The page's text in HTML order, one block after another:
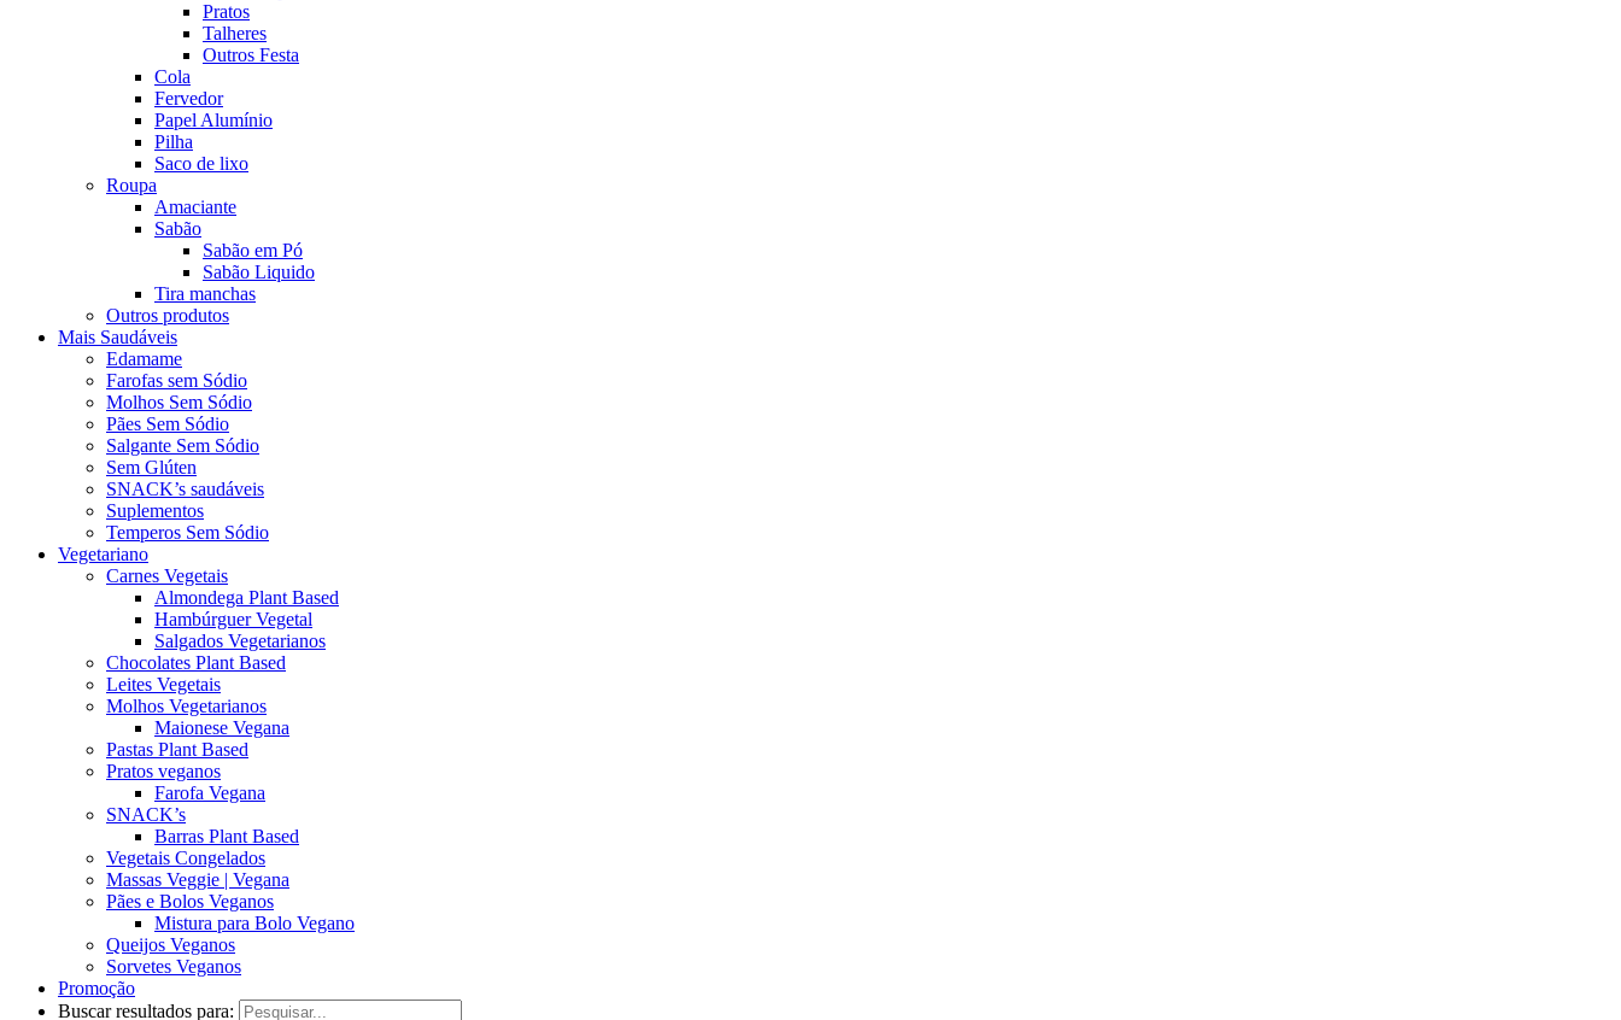
Pratos
Talheres
Outros Festa
Cola
Fervedor
Papel Alumínio
Pilha
Saco de lixo
Roupa
Amaciante
Sabão
Sabão em Pó
Sabão Liquido
Tira manchas
Outros produtos
Mais Saudáveis
Edamame
Farofas sem Sódio
Molhos Sem Sódio
Pães Sem Sódio
Salgante Sem Sódio
Sem Glúten
SNACK’s saudáveis
Suplementos
Temperos Sem Sódio
Vegetariano
Carnes Vegetais
Almondega Plant Based
Hambúrguer Vegetal
Salgados Vegetarianos
Chocolates Plant Based
Leites Vegetais
Molhos Vegetarianos
Maionese Vegana
Pastas Plant Based
Pratos veganos
Farofa Vegana
SNACK’s
Barras Plant Based
Vegetais Congelados
Massas Veggie | Vegana
Pães e Bolos Veganos
Mistura para Bolo Vegano
Queijos Veganos
Sorvetes Veganos
Promoção
Buscar resultados para: